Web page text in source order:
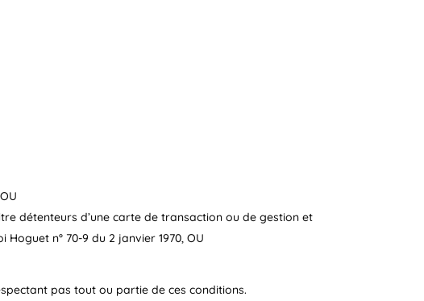
détenteurs d’une carte de transaction ou de gestion et
n° 70-9 du 2 janvier 1970, OU
pas tout ou partie de ces conditions.